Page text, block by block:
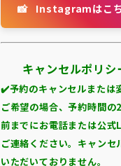
📸 Instagramはこ
キャンセルポリシ
✔️予約のキャンセルまたは
ご希望の場合、予約時間の
前までにお電話または公式
ご連絡ください。キャンセ
いただいておりません。